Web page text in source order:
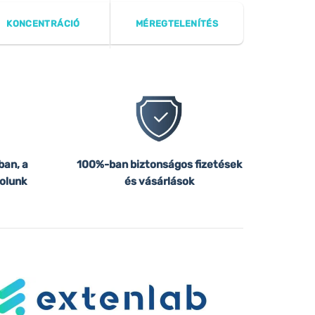
KONCENTRÁCIÓ MÉREGTELENÍTÉS
a
100%-ban biztonságos fizetések
és vásárlások